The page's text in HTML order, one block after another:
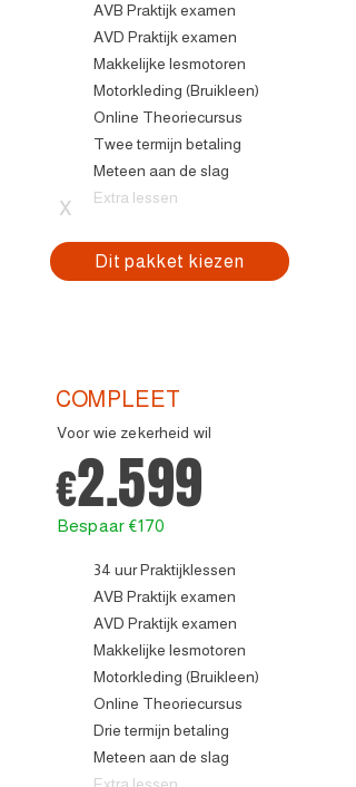
AVB Praktijk examen
AVD Praktijk examen
Makkelijke lesmotoren
Motorkleding (Bruikleen)
Online Theoriecursus
Twee termijn betaling
Meteen aan de slag
Extra lessen
Dit pakket kiezen
x
COMPLEET
Voor wie zekerheid wil
€2.599
Bespaar €170
34 uur Praktijklessen
AVB Praktijk examen
AVD Praktijk examen
Makkelijke lesmotoren
Motorkleding (Bruikleen)
Online Theoriecursus
Drie termijn betaling
Meteen aan de slag